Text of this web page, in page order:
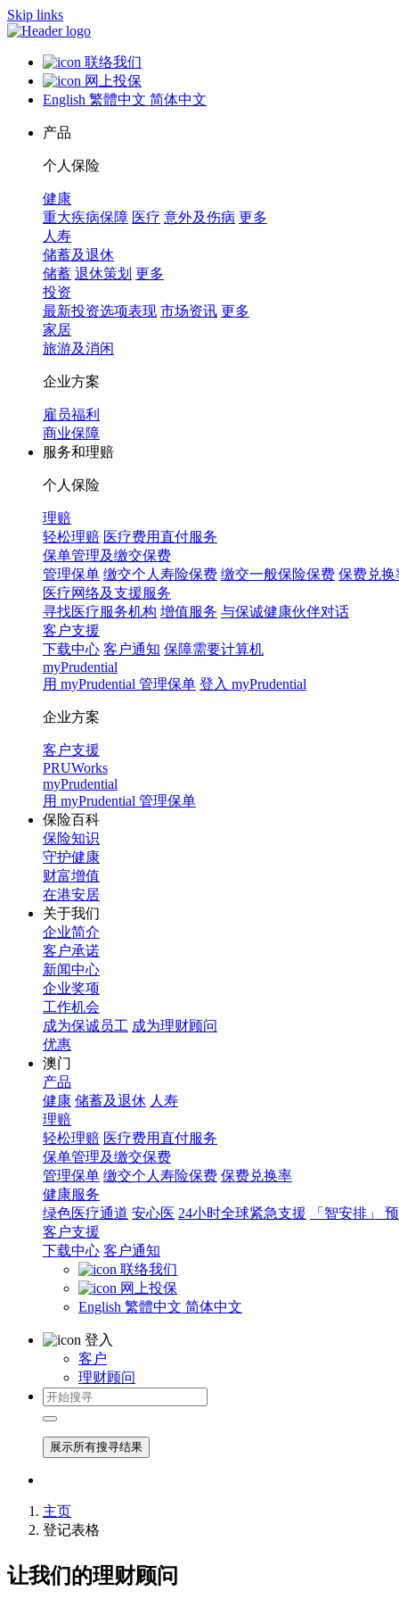
Skip links
联络我们
网上投保
English 繁體中文 简体中文
产品
个人保险
健康
重大疾病保障 医疗 意外及伤病 更多
人寿
储蓄及退休
储蓄 退休策划 更多
投资
最新投资选项表现 市场资讯 更多
家居
旅游及消闲
企业方案
雇员福利
商业保障
服务和理赔
个人保险
理赔
轻松理赔 医疗费用直付服务
保单管理及缴交保费
管理保单 缴交个人寿险保费 缴交一般保险保费 保费兑换
医疗网络及支援服务
寻找医疗服务机构 增值服务 与保诚健康伙伴对话
客户支援
下载中心 客户通知 保障需要计算机
myPrudential
用 myPrudential 管理保单 登入 myPrudential
企业方案
客户支援
PRUWorks
myPrudential
用 myPrudential 管理保单
保险百科
保险知识
守护健康
财富增值
在港安居
关于我们
企业简介
客户承诺
新闻中心
企业奖项
工作机会
成为保诚员工 成为理财顾问
优惠
澳门
产品
健康 储蓄及退休 人寿
理赔
轻松理赔 医疗费用直付服务
保单管理及缴交保费
管理保单 缴交个人寿险保费 保费兑换率
健康服务
绿色医疗通道 安心医 24小时全球紧急支援
「智安排」
客户支援
下载中心 客户通知
联络我们
网上投保
English 繁體中文 简体中文
登入
客户
理财顾问
展示所有搜寻结果
主页
登记表格
让我们的理财顾问